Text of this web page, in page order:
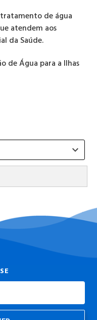
de água
atendem aos
da Saúde.
de Água para a Ilhas
keyboard_arrow_down